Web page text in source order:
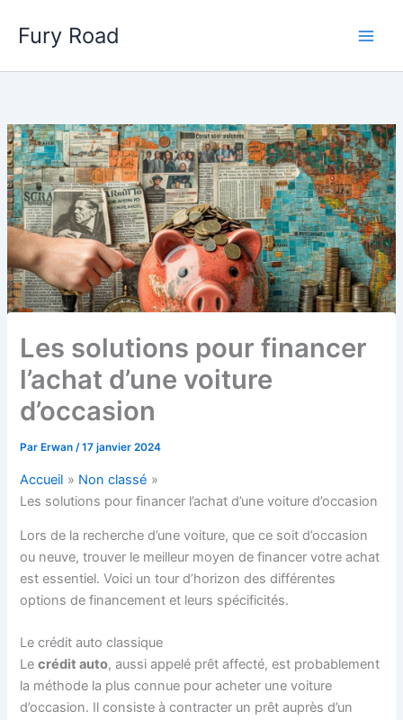
Fury Road
Les solutions pour financer
l’achat d’une voiture
d’occasion
ParErwan /17 janvier 2024
Accueil
Non classé
Les solutions pour financer l’achat d’une voiture d’occasion
Lors de la recherche d’une voiture, que ce soit d’occasion
ou neuve, trouver le meilleur moyen de financer votre achat
est essentiel. Voici un tour d’horizon des différentes
options de financement et leurs spécificités.
Le crédit auto classique
Lecrédit auto, aussi appelé prêt affecté, est probablement
la méthode la plus connue pour acheter une voiture
d’occasion. Il consiste à contracter un prêt auprès d’un